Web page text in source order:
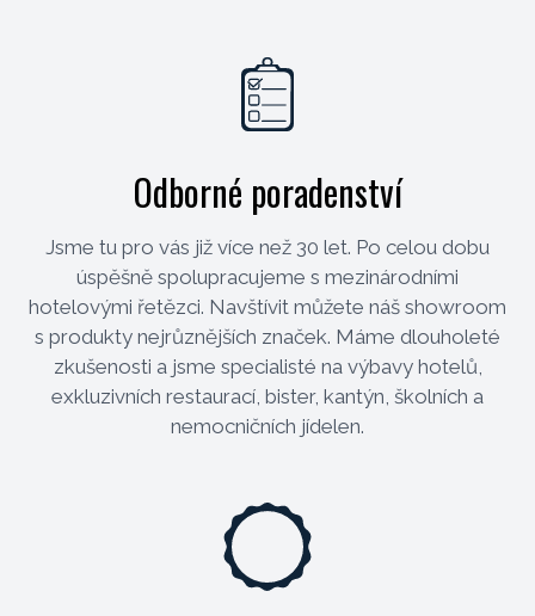
Odborné poradenství
Jsme tu pro vás již více než 30 let. Po celou dobu
úspěšně spolupracujeme s mezinárodními
hotelovými řetězci. Navštívit můžete náš showroom
s produkty nejrůznějších značek. Máme dlouholeté
zkušenosti a jsme specialisté na výbavy hotelů,
exkluzivních restaurací, bister, kantýn, školních a
nemocničních jídelen.